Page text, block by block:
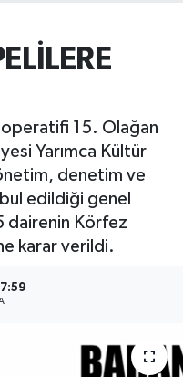
15. Olağan
Yarımca Kültür
denetim ve
edildiği genel
dairenin Körfez
karar verildi.